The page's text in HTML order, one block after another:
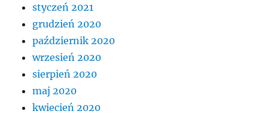
styczeń 2021
grudzień 2020
październik 2020
wrzesień 2020
sierpień 2020
maj 2020
kwiecień 2020